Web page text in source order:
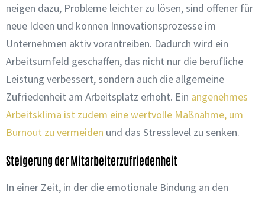
neigen dazu, Probleme leichter zu lösen, sind offener für
neue Ideen und können Innovationsprozesse im
Unternehmen aktiv vorantreiben. Dadurch wird ein
Arbeitsumfeld geschaffen, das nicht nur die berufliche
Leistung verbessert, sondern auch die allgemeine
Zufriedenheit am Arbeitsplatz erhöht. Ein angenehmes
Arbeitsklima ist zudem eine wertvolle Maßnahme, um
Burnout zu vermeiden und das Stresslevel zu senken.
Steigerung der Mitarbeiterzufriedenheit
In einer Zeit, in der die emotionale Bindung an den